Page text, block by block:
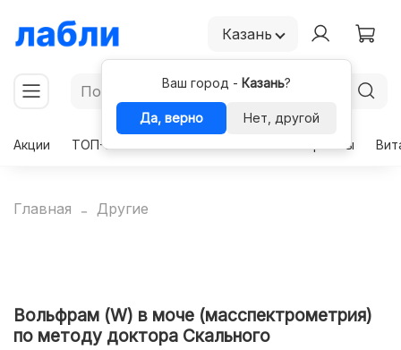
Казань
Ваш город - Казань?
Да, верно
Нет, другой
Акции
ТОП-50 Гормоны
Главная Другие
Вольфрам (W) в моче (масспектрометрия)
по методу доктора Скального